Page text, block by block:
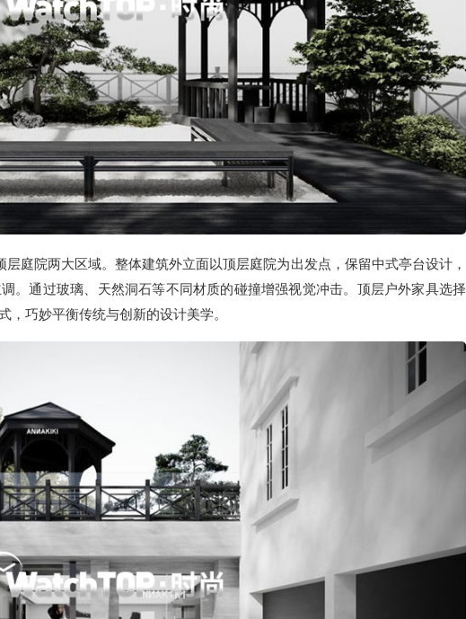
庭院两大区域。整体建筑外立面以顶层庭院为出发点，保留中式亭台设计，
。通过玻璃、天然洞石等不同材质的碰撞增强视觉冲击。顶层户外家具选择
，巧妙平衡传统与创新的设计美学。